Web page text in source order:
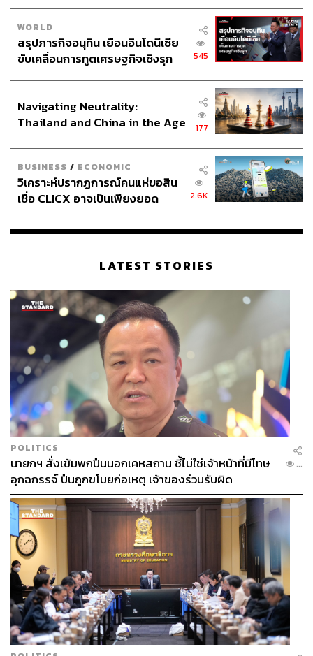
ภาพ: กรทอง วิริยะเศวตกุล
เครื่องบิน คุณภาพอากาศ
784
ABOUT THE AUTHOR
กรทอง วิริยะเศวตกุล
นักสื่อสารดาราศาสตร์ ครีเอเตอร์ด้านอวกาศ
WORLD
สรุปภารกิจอนุทิน เยือนอินโดนีเซีย
ขับเคลื่อนการทูตเศรษฐกิจเชิงรุก
545
Navigating Neutrality:
Thailand and China in the Age
177
BUSINESS / ECONOMIC
วิเคราะห์ปรากฏการณ์คนแห่ขอสิน
เชื่อ CLICX อาจเป็นเพียงยอด
เรือนไทยที่ถูกซุกไว้
2.6K
LATEST STORIES
POLITICS
นายกฯ สั่งเข้มพกปืนนอกเคหสถาน ชี้ไม่ใช่เจ้าหน้าที่มีโทษ
อุกฉกรรจ์ ปืนถูกขโมยก่อเหตุ เจ้าของร่วมรับผิด
...